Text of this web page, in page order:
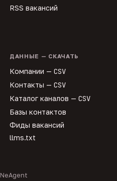
RSS вакансий
ДАННЫЕ — СКАЧАТЬ
Компании — CSV
Контакты — CSV
Каталог каналов — CSV
Базы контактов
Фиды вакансий
llms.txt
NeAgent